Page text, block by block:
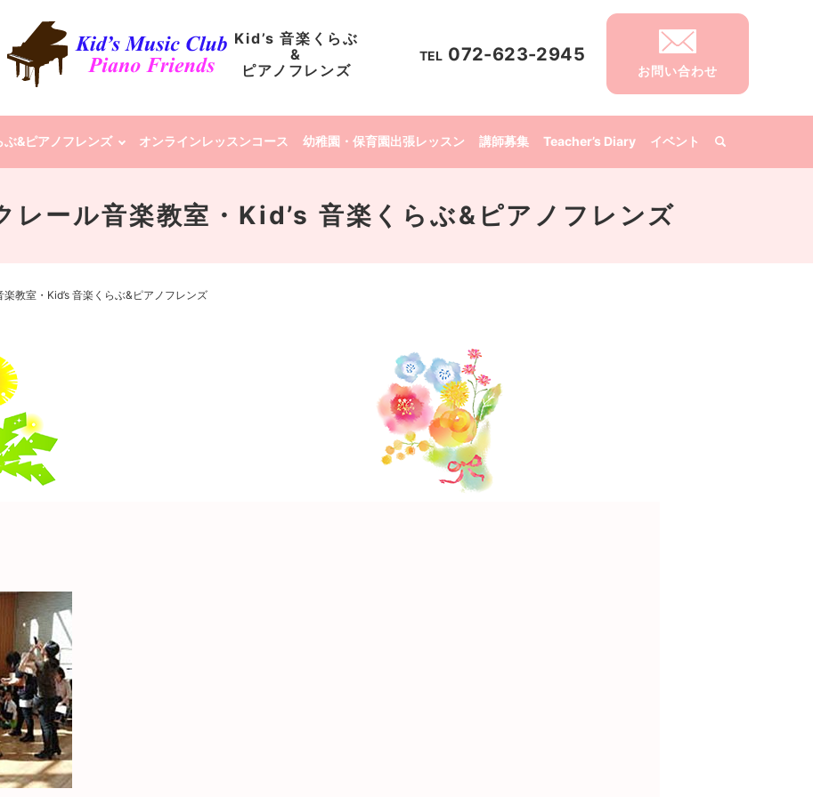
Kid’s 音楽くらぶ
&
ピアノフレンズ
ぶ&ピアノフレンズ オンラインレッスンコース 幼稚園・保育園出張レッスン 講師募集 Teacher’s Diary イベント
TEL 072-623-2945
お問い合わせ
ール音楽教室・Kid’s 音楽くらぶ&ピアノフレンズ
教室・Kid’s 音楽くらぶ&ピアノフレンズ